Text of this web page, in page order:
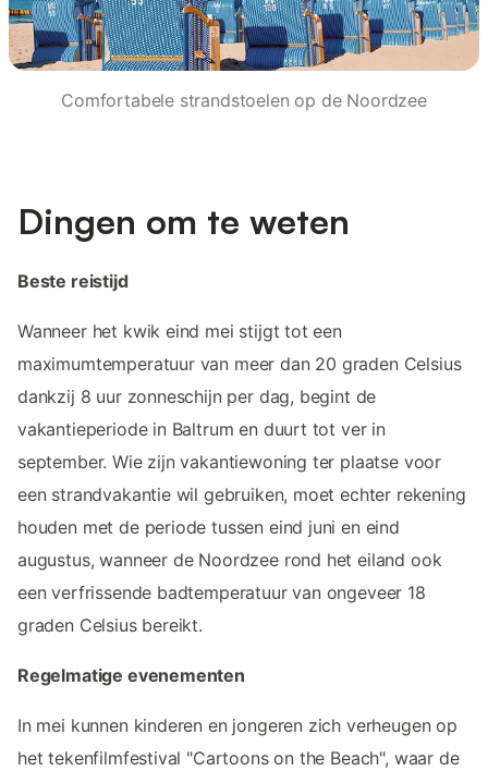
Comfortabele strandstoelen op de Noordzee
Dingen om te weten
Beste reistijd
Wanneer het kwik eind mei stijgt tot een
maximumtemperatuur van meer dan 20 graden Celsius
dankzij 8 uur zonneschijn per dag, begint de
vakantieperiode in Baltrum en duurt tot ver in
september. Wie zijn vakantiewoning ter plaatse voor
een strandvakantie wil gebruiken, moet echter rekening
houden met de periode tussen eind juni en eind
augustus, wanneer de Noordzee rond het eiland ook
een verfrissende badtemperatuur van ongeveer 18
graden Celsius bereikt.
Regelmatige evenementen
In mei kunnen kinderen en jongeren zich verheugen op
het tekenfilmfestival "Cartoons on the Beach", waar de